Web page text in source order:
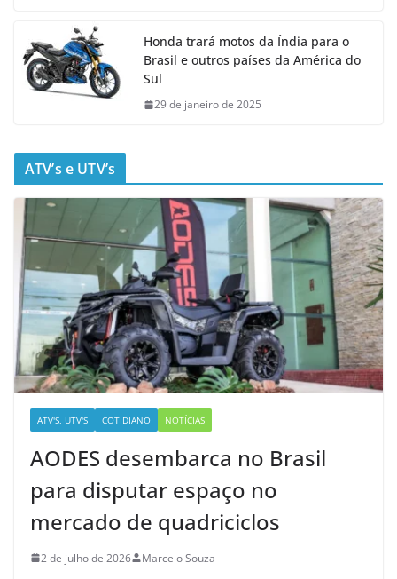
Honda trará motos da Índia para o
Brasil e outros países da América do
Sul
29 de janeiro de 2025
ATV’s e UTV’s
ATV'S, UTV'S COTIDIANO NOTÍCIAS
AODES desembarca no Brasil
para disputar espaço no
mercado de quadriciclos
2 de julho de 2026 Marcelo Souza